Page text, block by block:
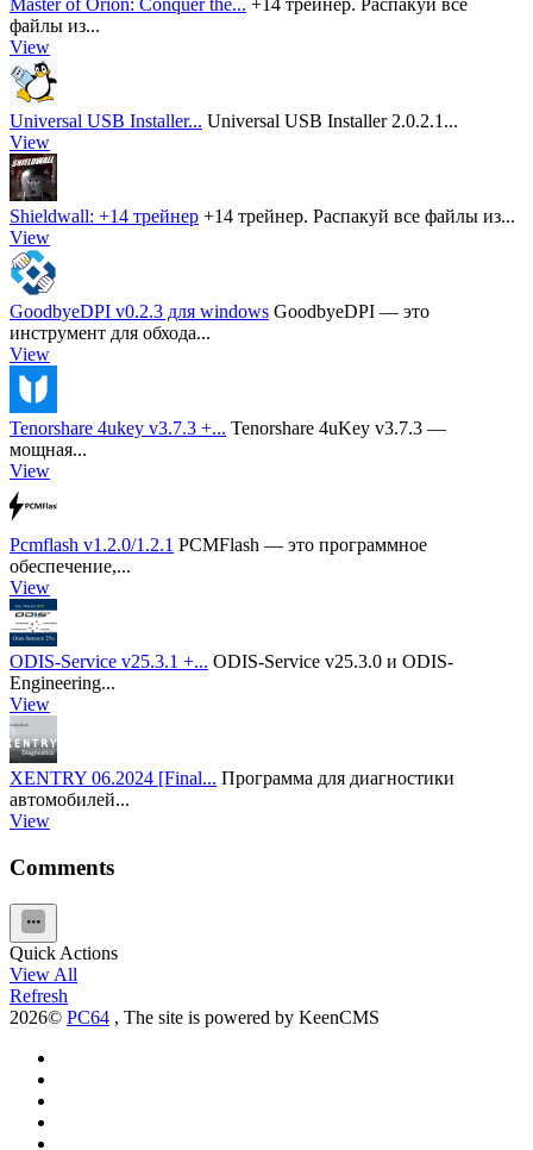
Master of Orion: Conquer the... +14 трейнер. Распакуй все
файлы из...
View
Universal USB Installer... Universal USB Installer 2.0.2.1...
View
Shieldwall: +14 трейнер +14 трейнер. Распакуй все файлы из...
View
GoodbyeDPI v0.2.3 для windows GoodbyeDPI — это
инструмент для обхода...
View
Tenorshare 4ukey v3.7.3 +... Tenorshare 4uKey v3.7.3 —
мощная...
View
Pcmflash v1.2.0/1.2.1 PCMFlash — это программное
обеспечение,...
View
ODIS-Service v25.3.1 +... ODIS-Service v25.3.0 и ODIS-
Engineering...
View
XENTRY 06.2024 [Final... Программа для диагностики
автомобилей...
View
Comments
Quick Actions
View All
Refresh
2026© PC64 , The site is powered by KeenCMS